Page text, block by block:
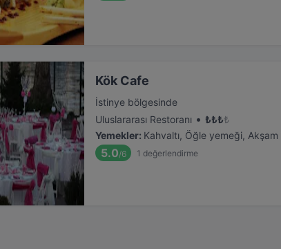
Kök Cafe
İstinye bölgesinde
Uluslararası Restoranı • ₺₺₺₺
Yemekler: Kahvaltı, Öğle yemeği, Akşam
5.0/6 1 değerlendirme